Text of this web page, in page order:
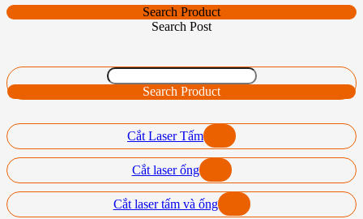
Search Product
Search Post
Search Product
Cắt Laser Tấm
Cắt laser ống
Cắt laser tấm và ống